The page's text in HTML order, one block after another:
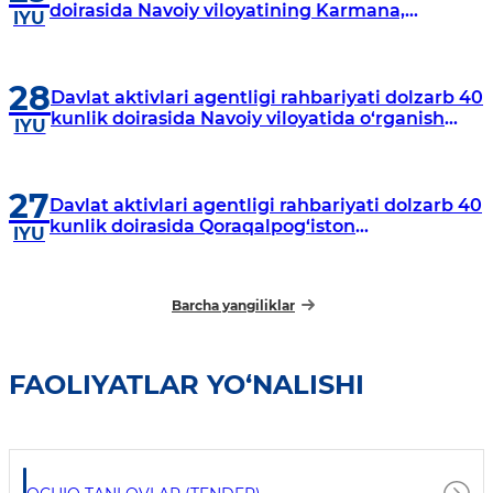
IYU doirasida Navoiy viloyatining Karmana,
28
IYU
Davlat aktivlari agentligi rahbariyati dolzarb 40
kunlik doirasida Navoiy viloyatida o‘rganish
27
IYU
Davlat aktivlari agentligi rahbariyati dolzarb 40
kunlik doirasida Qoraqalpog‘iston
Barcha yangiliklar
FAOLIYATLAR YO‘NALISHI